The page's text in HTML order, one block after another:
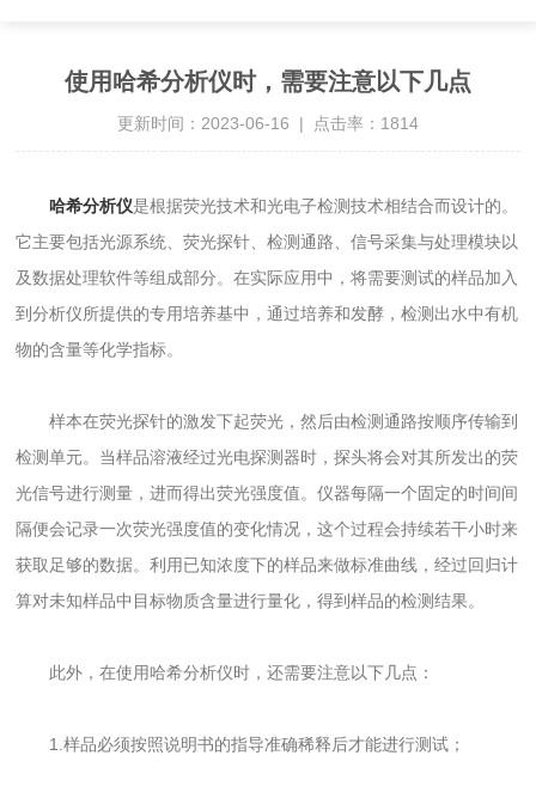
使用哈希分析仪时，需要注意以下几点
更新时间：2023-06-16 | 点击率：1814
哈希分析仪是根据荧光技术和光电子检测技术相结合而设计的。
它主要包括光源系统、荧光探针、检测通路、信号采集与处理模块以
及数据处理软件等组成部分。在实际应用中，将需要测试的样品加入
到分析仪所提供的专用培养基中，通过培养和发酵，检测出水中有机
物的含量等化学指标。
样本在荧光探针的激发下起荧光，然后由检测通路按顺序传输到
检测单元。当样品溶液经过光电探测器时，探头将会对其所发出的荧
光信号进行测量，进而得出荧光强度值。仪器每隔一个固定的时间间
隔便会记录一次荧光强度值的变化情况，这个过程会持续若干小时来
获取足够的数据。利用已知浓度下的样品来做标准曲线，经过回归计
算对未知样品中目标物质含量进行量化，得到样品的检测结果。
此外，在使用哈希分析仪时，还需要注意以下几点：
1.样品必须按照说明书的指导准确稀释后才能进行测试；